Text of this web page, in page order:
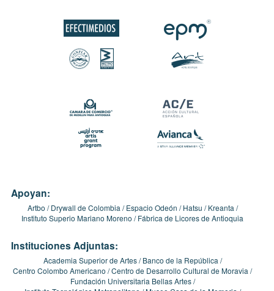
Apoyan:
Artbo Drywall de Colombia Espacio Odeón Hatsu
Kreanta
Instituto Superio Mariano Moreno
Fábrica de Licores de Antioquia
Instituciones Adjuntas:
Academia Superior de Artes
Banco de la República
Centro Colombo Americano Centro de Desarrollo Cultural de Moravia
Fundación Universitaria Bellas Artes